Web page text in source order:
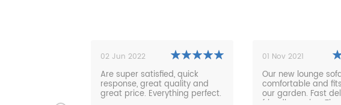
02 Jun 2022
Are super satisfied, quick
response, great quality and
great price. Everything perfect.
01 Nov 2021
Our new lounge sofa is super
comfortable and fits great in
our garden. Fast delivery and